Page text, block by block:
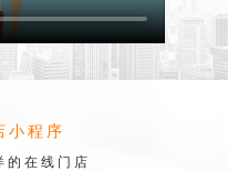
小程序
在线门店